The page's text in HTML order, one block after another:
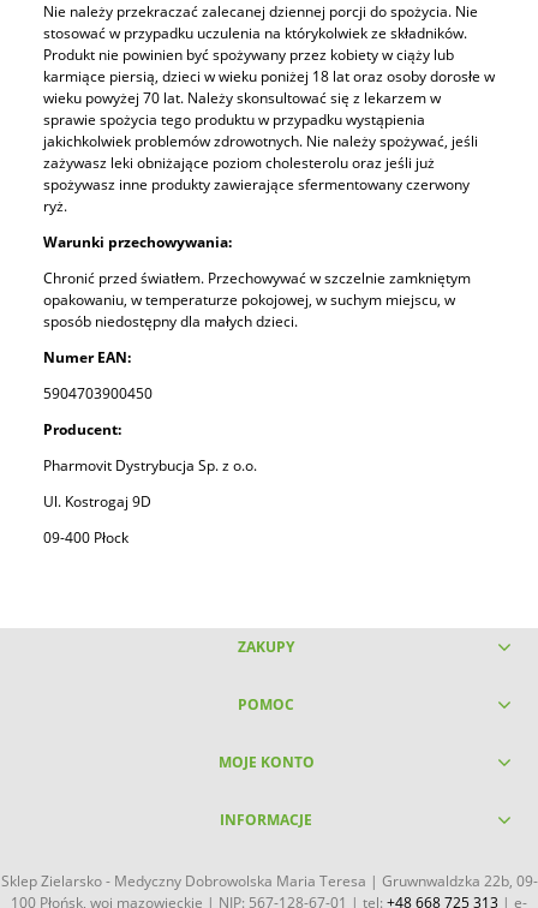
Nie należy przekraczać zalecanej dziennej porcji do spożycia. Nie
stosować w przypadku uczulenia na którykolwiek ze składników.
Produkt nie powinien być spożywany przez kobiety w ciąży lub
karmiące piersią, dzieci w wieku poniżej 18 lat oraz osoby dorosłe w
wieku powyżej 70 lat. Należy skonsultować się z lekarzem w
sprawie spożycia tego produktu w przypadku wystąpienia
jakichkolwiek problemów zdrowotnych. Nie należy spożywać, jeśli
zażywasz leki obniżające poziom cholesterolu oraz jeśli już
spożywasz inne produkty zawierające sfermentowany czerwony
ryż.
Warunki przechowywania:
Chronić przed światłem. Przechowywać w szczelnie zamkniętym
opakowaniu, w temperaturze pokojowej, w suchym miejscu, w
sposób niedostępny dla małych dzieci.
Numer EAN:
5904703900450
Producent:
Pharmovit Dystrybucja Sp. z o.o.
Ul. Kostrogaj 9D
09-400 Płock
ZAKUPY
POMOC
MOJE KONTO
INFORMACJE
Sklep Zielarsko - Medyczny Dobrowolska Maria Teresa | Gruwnwaldzka 22b, 09-
100 Płońsk, woj mazowieckie | NIP: 567-128-67-01 | tel: +48 668 725 313 | e-